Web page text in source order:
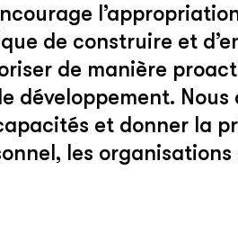
de construire et
de manière
développement.
et donner la
les